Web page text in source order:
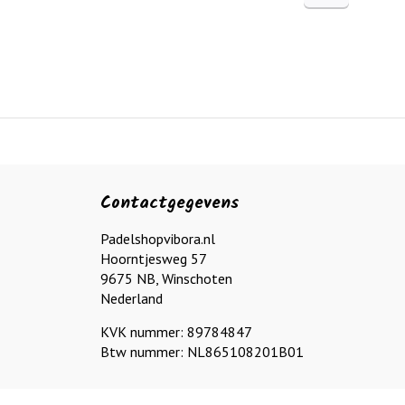
Contactgegevens
Padelshopvibora.nl
Hoorntjesweg 57
9675 NB, Winschoten
Nederland
KVK nummer: 89784847
Btw nummer: NL865108201B01